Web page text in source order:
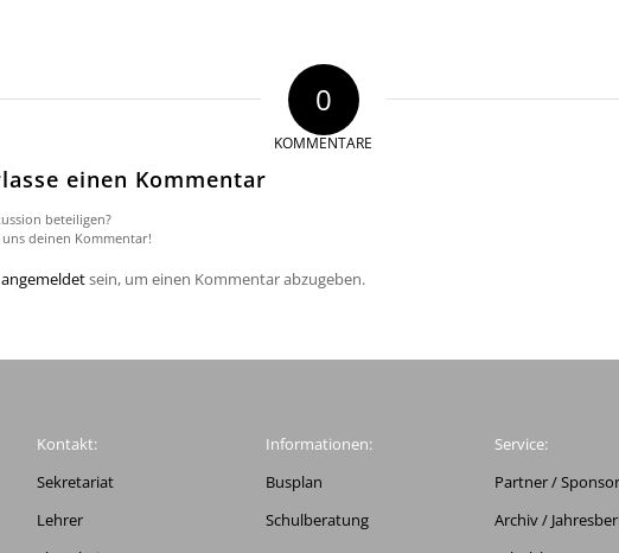
0
KOMMENTARE
einen Kommentar
beteiligen?
deinen Kommentar!
angemeldetsein, um einen Kommentar abzugeben.
Kontakt:
Sekretariat
Lehrer
Informationen:
Busplan
Schulberatung
Service:
Partner /
Archiv /